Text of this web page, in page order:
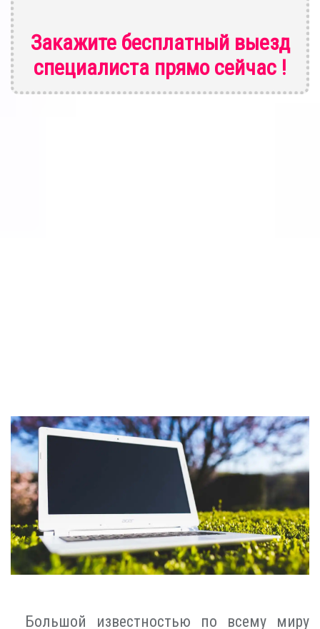
Закажите бесплатный выезд
специалиста прямо сейчас !
Большой известностью по всему миру